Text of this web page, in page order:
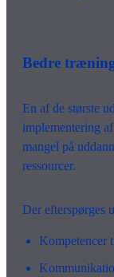
Bedre
En af de største
implementering
mangel på
ressourcer.
Der efterspørges
Kompetencer